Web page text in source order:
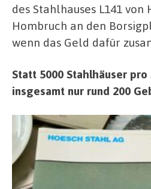
des Stahlhauses L141 von
Hombruch an den
wenn das Geld dafür
Statt 5000 Stahlhäuser pro
insgesamt nur rund 200